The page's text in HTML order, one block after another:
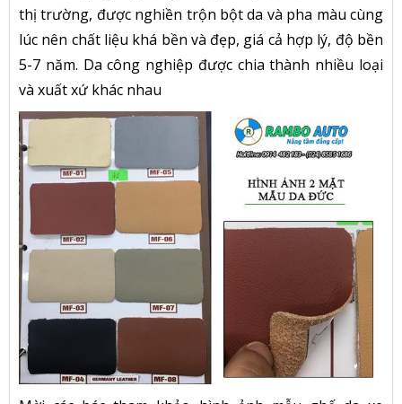
thị trường, được nghiền trộn bột da và pha màu cùng
lúc nên chất liệu khá bền và đẹp, giá cả hợp lý, độ bền
5-7 năm. Da công nghiệp được chia thành nhiều loại
và xuất xứ khác nhau